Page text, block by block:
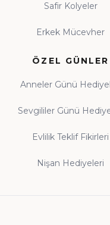
Safir Kolyeler
Erkek Mücevher
ÖZEL GÜNLER
Anneler Günü
Sevgililer Günü
Evlilik Teklif Fikirleri
Nişan Hediyeleri